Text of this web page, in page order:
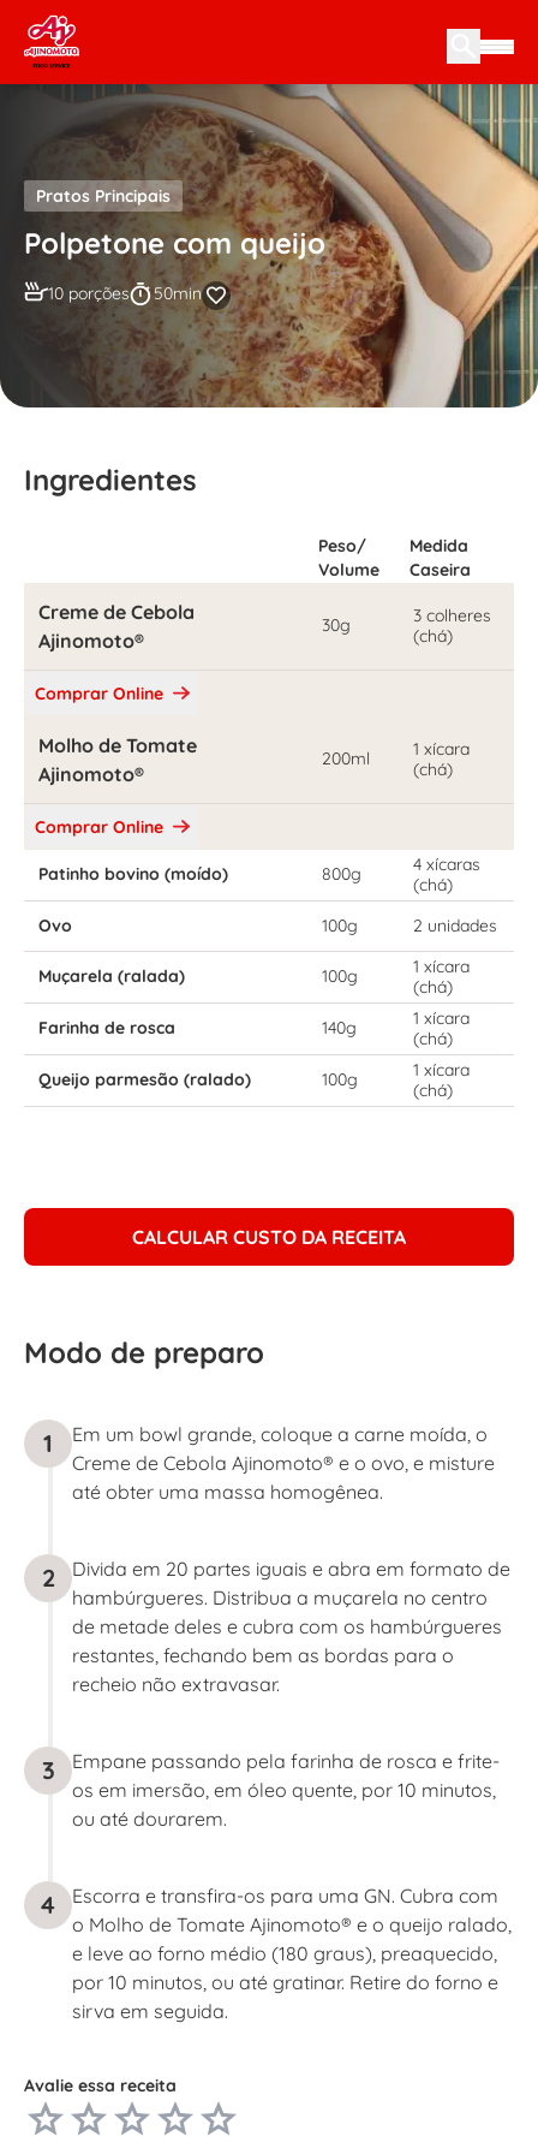
Skip to content
Pratos Principais
Polpetone com queijo
10 porções 50min
Ingredientes
Peso/
Volume
Medida
Caseira
Creme de Cebola
Ajinomoto®
30g
3 colheres
(chá)
Comprar Online
Molho de Tomate
Ajinomoto®
200ml
1 xícara
(chá)
Comprar Online
Patinho bovino (moído) 800g
4 xícaras
(chá)
Ovo
100g 2 unidades
Muçarela (ralada) 100g
1 xícara
(chá)
Farinha de rosca
140g
1 xícara
(chá)
Queijo parmesão (ralado)
100g
1 xícara
(chá)
CALCULAR CUSTO DA RECEITA
Modo de preparo
1
Em um bowl grande, coloque a carne moída, o
Creme de Cebola Ajinomoto® e o ovo, e misture
até obter uma massa homogênea.
2
Divida em 20 partes iguais e abra em formato de
hambúrgueres. Distribua a muçarela no centro
de metade deles e cubra com os hambúrgueres
restantes, fechando bem as bordas para o
recheio não extravasar.
3
Empane passando pela farinha de rosca e frite-
os em imersão, em óleo quente, por 10 minutos,
ou até dourarem.
4
Escorra e transfira-os para uma GN. Cubra com
o Molho de Tomate Ajinomoto® e o queijo ralado,
e leve ao forno médio (180 graus), preaquecido,
por 10 minutos, ou até gratinar. Retire do forno e
sirva em seguida.
Avalie essa receita